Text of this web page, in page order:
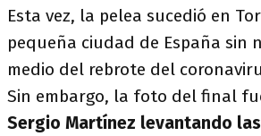
Esta vez, la pelea sucedió en
pequeña ciudad de España sin
medio del rebrote del
Sin embargo, la foto del final
Sergio Martínez levantando